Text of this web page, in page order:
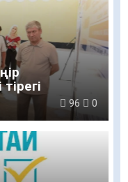
96 0